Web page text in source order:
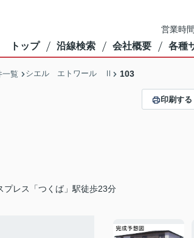
営業時
トップ 沿線検索 会社概要 各種
一覧 シエル エトワール Ⅱ 103
プレス「つくば」駅徒歩23分
印刷する